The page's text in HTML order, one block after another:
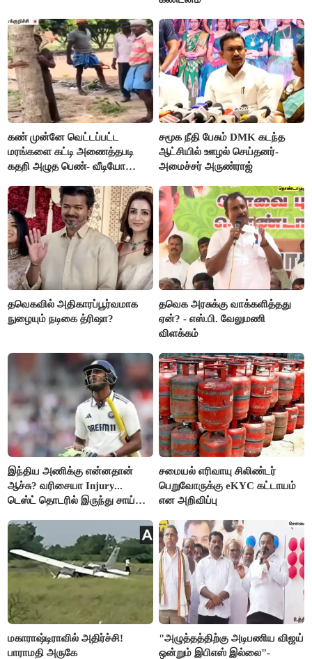
கண் முன்னே வெட்டப்பட்ட
மரங்களை கட்டி அணைத்தபடி
கதறி அழுத பெண்- வீடியோ
சமூக நீதி பேசும் DMK கடந்த
ஆட்சியில் ஊழல் செய்தனர்-
அமைச்சர் அருண்ராஜ்
தவெகவில் அதிகாரப்பூர்வமாக
நுழையும் நடிகை த்ரிஷா?
தவெக அரசுக்கு வாக்களித்தது
ஏன்? - எஸ்.பி. வேலுமணி
விளக்கம்
இந்திய அணிக்கு என்னதான்
ஆச்சு? வரிசையா Injury...
டெஸ்ட் தொடரில் இருந்து சாய்
சமையல் எரிவாயு சிலிண்டர்
பெறுவோருக்கு eKYC கட்டாயம்
என அறிவிப்பு
மகாராஷ்டிராவில் அதிர்ச்சி!
பாராமதி அருகே
"அழுத்தத்திற்கு அடிபணிய விஜய்
ஒன்றும் இபிஎஸ் இல்லை"-